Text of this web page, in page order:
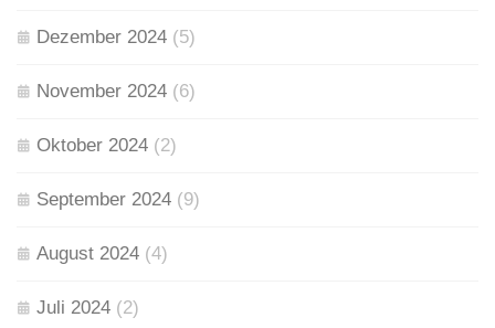
Dezember 2024 (5)
November 2024 (6)
Oktober 2024 (2)
September 2024 (9)
August 2024 (4)
Juli 2024 (2)